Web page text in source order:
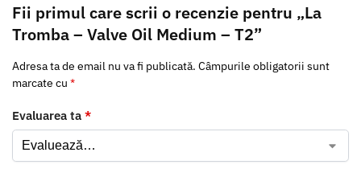
Fii primul care scrii o recenzie pentru „La
Tromba – Valve Oil Medium – T2”
Adresa ta de email nu va fi publicată. Câmpurile obligatorii sunt
marcate cu *
Evaluarea ta *